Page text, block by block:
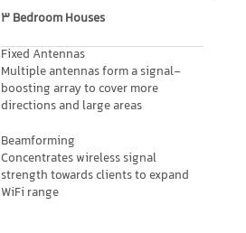
3 Bedroom Houses
Fixed Antennas
Multiple antennas form a signal-
boosting array to cover more
directions and large areas
Beamforming
Concentrates wireless signal
strength towards clients to expand
WiFi range